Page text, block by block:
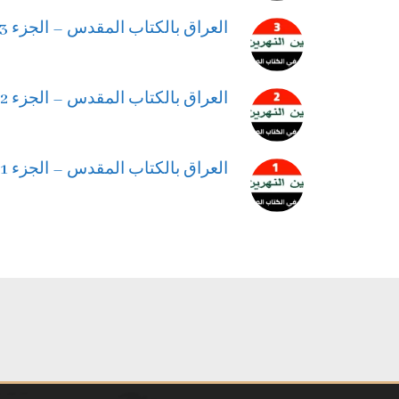
العراق بالكتاب المقدس – الجزء 3: السقوط البابلي: الكتابة على الحائط
العراق بالكتاب المقدس – الجزء 2: السبي البابلي: الرواية العراقية
العراق بالكتاب المقدس – الجزء 1: يونان: من اشور الى داعش